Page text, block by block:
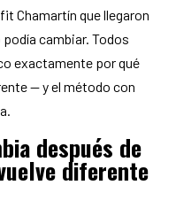
Chamartín que llegaron
cambiar. Todos
exactamente por qué
— y el método con
después de
diferente